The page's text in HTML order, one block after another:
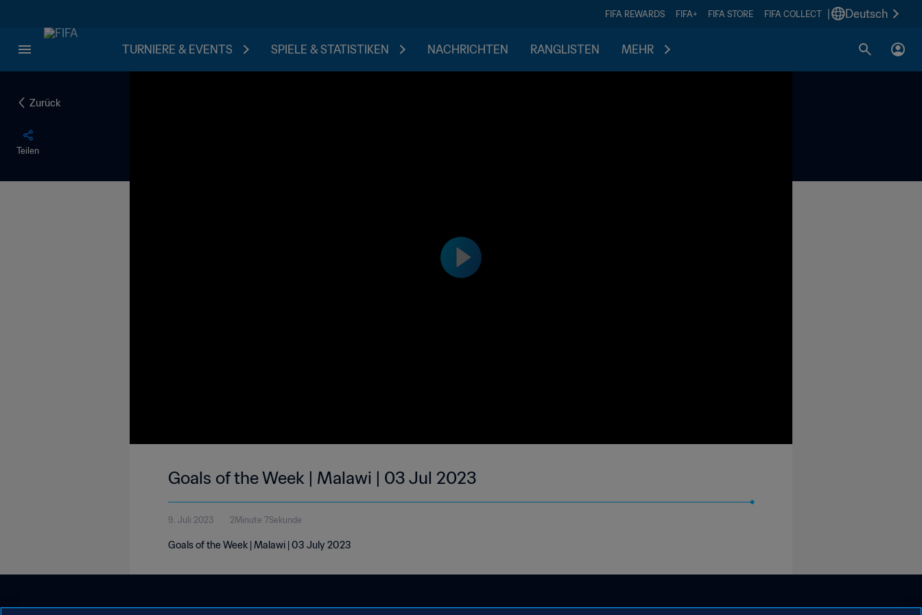
FIFA REWARDS FIFA+ FIFA STORE FIFA COLLECT Deutsch
TURNIERE & EVENTS SPIELE & STATISTIKEN NACHRICHTEN RANGLISTEN MEHR
Zurück
Teilen
Goals of the Week | Malawi | 03 Jul 2023
9. Juli 2023 2Minute 7Sekunde
Goals of the Week | Malawi | 03 July 2023